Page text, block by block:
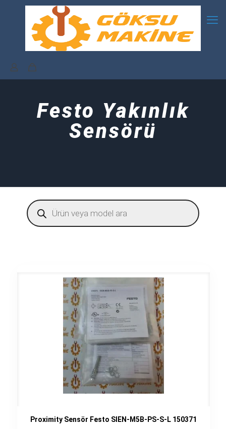
Festo Yakınlık
Sensörü
Products
search
Proximity Sensör Festo SIEN-M5B-PS-S-L 150371